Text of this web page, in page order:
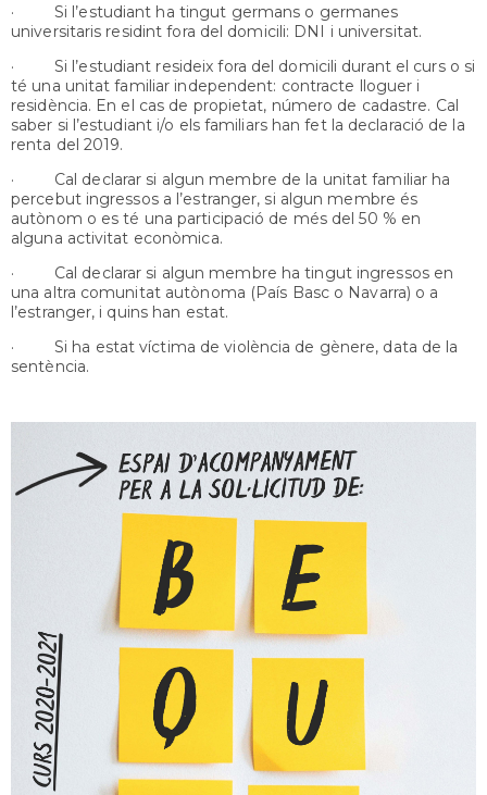
· Si l’estudiant ha tingut germans o germanes
universitaris residint fora del domicili: DNI i universitat.
· Si l’estudiant resideix fora del domicili durant el curs o si
té una unitat familiar independent: contracte lloguer i
residència. En el cas de propietat, número de cadastre. Cal
saber si l’estudiant i/o els familiars han fet la declaració de la
renta del 2019.
· Cal declarar si algun membre de la unitat familiar ha
percebut ingressos a l’estranger, si algun membre és
autònom o es té una participació de més del 50 % en
alguna activitat econòmica.
· Cal declarar si algun membre ha tingut ingressos en
una altra comunitat autònoma (País Basc o Navarra) o a
l’estranger, i quins han estat.
· Si ha estat víctima de violència de gènere, data de la
sentència.